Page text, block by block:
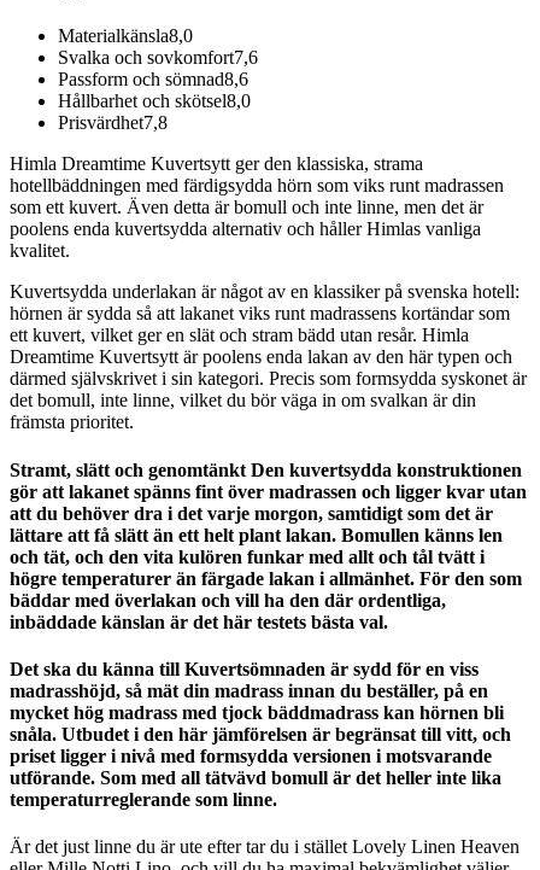
Materialkänsla8,0
Svalka och sovkomfort7,6
Passform och sömnad8,6
Hållbarhet och skötsel8,0
Prisvärdhet7,8
Himla Dreamtime Kuvertsytt ger den klassiska, strama
hotellbäddningen med färdigsydda hörn som viks runt madrassen
som ett kuvert. Även detta är bomull och inte linne, men det är
poolens enda kuvertsydda alternativ och håller Himlas vanliga
kvalitet.
Kuvertsydda underlakan är något av en klassiker på svenska hotell:
hörnen är sydda så att lakanet viks runt madrassens kortändar som
ett kuvert, vilket ger en slät och stram bädd utan resår. Himla
Dreamtime Kuvertsytt är poolens enda lakan av den här typen och
därmed självskrivet i sin kategori. Precis som formsydda syskonet är
det bomull, inte linne, vilket du bör väga in om svalkan är din
främsta prioritet.
Stramt, slätt och genomtänkt Den kuvertsydda konstruktionen
gör att lakanet spänns fint över madrassen och ligger kvar utan
att du behöver dra i det varje morgon, samtidigt som det är
lättare att få slätt än ett helt plant lakan. Bomullen känns len
och tät, och den vita kulören funkar med allt och tål tvätt i
högre temperaturer än färgade lakan i allmänhet. För den som
bäddar med överlakan och vill ha den där ordentliga,
inbäddade känslan är det här testets bästa val.
Det ska du känna till Kuvertsömnaden är sydd för en viss
madrasshöjd, så mät din madrass innan du beställer, på en
mycket hög madrass med tjock bäddmadrass kan hörnen bli
snåla. Utbudet i den här jämförelsen är begränsat till vitt, och
priset ligger i nivå med formsydda versionen i motsvarande
utförande. Som med all tätvävd bomull är det heller inte lika
temperaturreglerande som linne.
Är det just linne du är ute efter tar du i stället Lovely Linen Heaven